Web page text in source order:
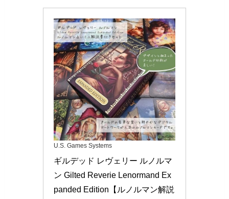
U.S. Games Systems
ギルデッド レヴェリー ルノルマ
ン Gilted Reverie Lenormand Ex
panded Edition【ルノルマン解説